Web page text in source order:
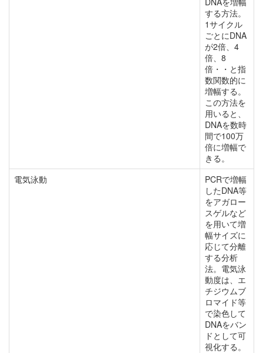
する方法。
1サイクル
ごとにDNA
が2倍、4
倍、8
倍・・と指
数関数的に
増幅する。
この方法を
用いると、
DNAを数時
間で100万
倍に増幅で
きる。
電気泳動
PCRで増幅
したDNA等
をアガロー
スゲルなど
を用いて増
幅サイズに
応じて分離
する分析
法。電気泳
動度は、エ
チジウムブ
ロマイド等
で染色して
DNAをバン
ドとして可
視化する。